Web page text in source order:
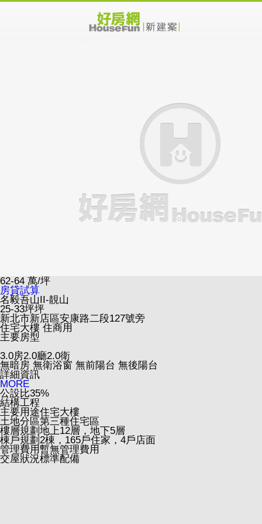
62-64 萬/坪
房貸試算
名毅吾山II-靚山
25-33坪坪
新北市新店區安康路二段127號旁
住宅大樓 住商用
主要房型
3.0房2.0廳2.0衛
無暗房 無衛浴窗 無前陽台 無後陽台
詳細資訊
MORE
公設比35%
結構工程
主要用途住宅大樓
土地分區第三種住宅區
樓層規劃 地上12層，地下5層
棟戶規劃 2棟，165戶住家，4戶店面
管理費用暫無管理費用
交屋狀況標準配備